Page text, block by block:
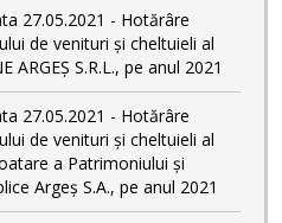
27.05.2021 - Hotărâre
de venituri și cheltuieli al
ARGEȘ S.R.L., pe anul 2021
27.05.2021 - Hotărâre
de venituri și cheltuieli al
a Patrimoniului și
Argeș S.A., pe anul 2021